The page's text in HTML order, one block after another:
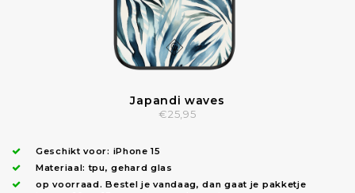
Japandi waves
€25,95
Geschikt voor: iPhone 15
Materiaal: tpu, gehard glas
op voorraad.Bestel je vandaag, dan gaat je pakketje